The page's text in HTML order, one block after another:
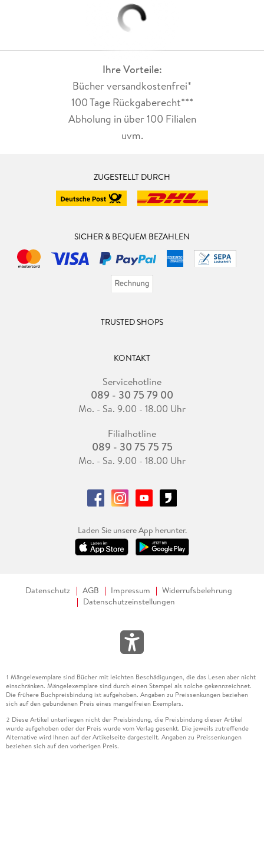
Ihre Vorteile:
Bücher versandkostenfrei*
100 Tage Rückgaberecht***
Abholung in über 100 Filialen
uvm.
ZUGESTELLT DURCH
SICHER & BEQUEM BEZAHLEN
TRUSTED SHOPS
KONTAKT
Servicehotline
089 - 30 75 79 00
Mo. - Sa. 9.00 - 18.00 Uhr
Filialhotline
089 - 30 75 75 75
Mo. - Sa. 9.00 - 18.00 Uhr
Laden Sie unsere App herunter.
Datenschutz AGB Impressum
Widerrufsbelehrung
Datenschutzeinstellungen
1 Mängelexemplare sind Bücher mit leichten Beschädigungen, die das Lesen aber nicht
einschränken. Mängelexemplare sind durch einen Stempel als solche gekennzeichnet.
Die frühere Buchpreisbindung ist aufgehoben. Angaben zu Preissenkungen beziehen
sich auf den gebundenen Preis eines mangelfreien Exemplars.
2 Diese Artikel unterliegen nicht der Preisbindung, die Preisbindung dieser Artikel
wurde aufgehoben oder der Preis wurde vom Verlag gesenkt. Die jeweils zutreffende
Alternative wird Ihnen auf der Artikelseite dargestellt. Angaben zu Preissenkungen
beziehen sich auf den vorherigen Preis.